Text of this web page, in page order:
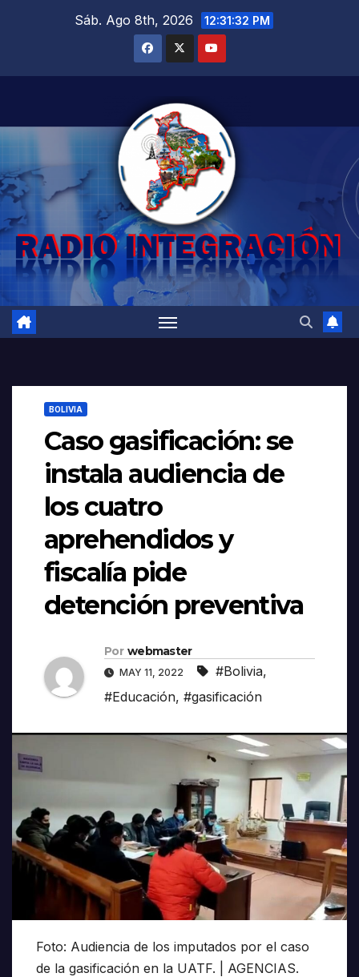
Sáb. Ago 8th, 2026 12:31:33 PM
BOLIVIA
Caso gasificación: se
instala audiencia de
los cuatro
aprehendidos y
fiscalía pide
detención preventiva
Por webmaster
MAY 11, 2022 #Bolivia,
#Educación, #gasificación
Foto: Audiencia de los imputados por el caso
de la gasificación en la UATF. | AGENCIAS.